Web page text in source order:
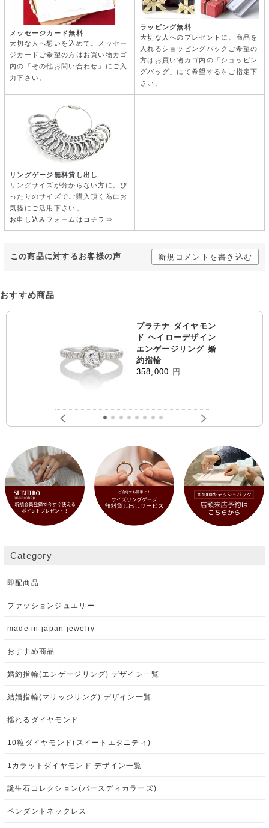
メッセージカード無料
大切な人へ想いを込めて。メッセー
ジカードご希望の方はお買い物カゴ
内の「その他お問い合わせ」にご入
力下さい。
ラッピング無料
大切な人へのプレゼントに。商品を
入れるショッピングバックご希望の
方はお買い物カゴ内の「ショッピン
グバッグ」にて希望するをご指定下
さい。
リングゲージ無料貸し出し
リングサイズが分からない方に。ぴ
ったりのサイズでご購入頂く為にお
気軽にご活用下さい。
お申し込みフォームはコチラ⇒
この商品に対するお客様の声 新規コメントを書き込む
おすすめ商品
プラチナ ダイヤモン
ド ヘイローデザイン
エンゲージリング 婚
約指輪
358,000 円
Category
即配商品
ファッションジュエリー
made in japan jewelry
おすすめ商品
婚約指輪(エンゲージリング) デザイン一覧
結婚指輪(マリッジリング) デザイン一覧
揺れるダイヤモンド
10粒ダイヤモンド(スイートエタニティ)
1カラットダイヤモンド デザイン一覧
誕生石コレクション(バースディカラーズ)
ペンダントネックレス